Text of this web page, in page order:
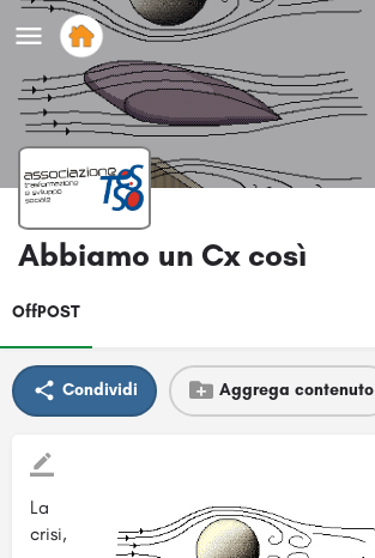
Abbiamo un Cx così
OffPOST
Condividi Aggrega contenuto
La
crisi,